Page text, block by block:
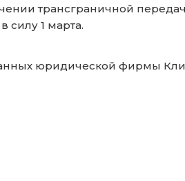
трансграничной
силу 1 марта.
юридической фирмы